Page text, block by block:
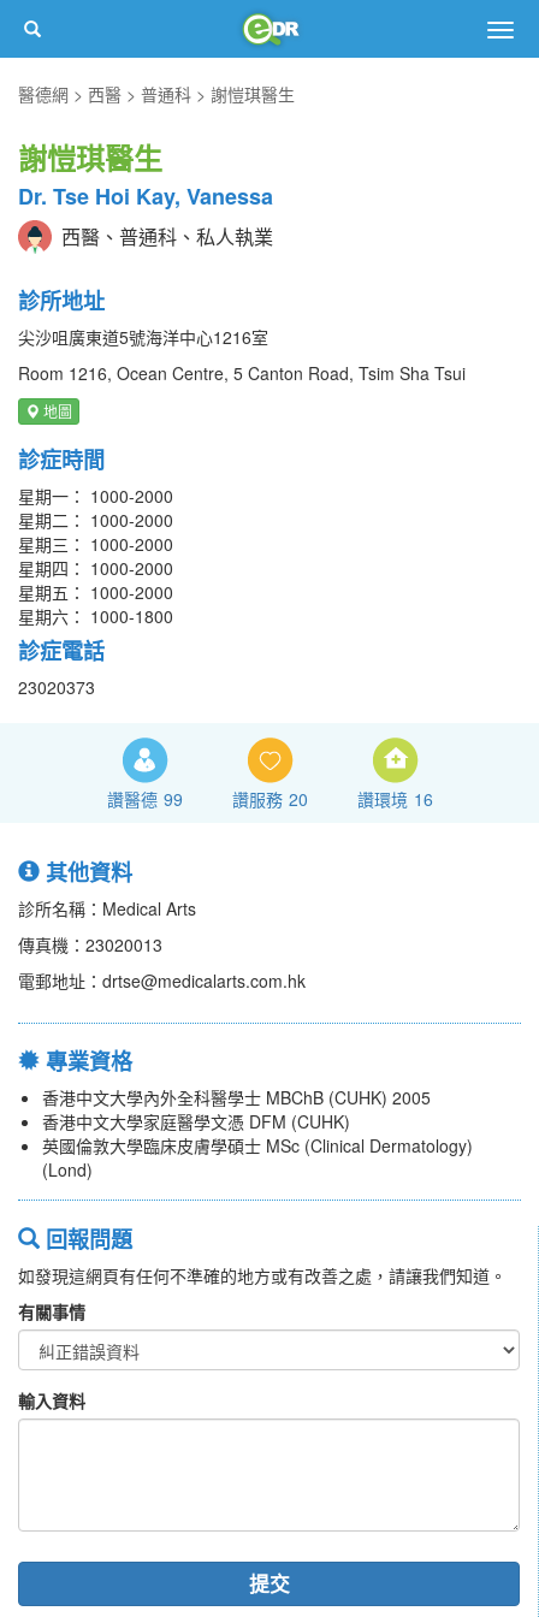
醫德網
西醫 普通科 謝愷琪醫生
謝愷琪醫生
Dr. Tse Hoi Kay, Vanessa
西醫、普通科、私人執業
診所地址
尖沙咀廣東道5號海洋中心1216室
Room 1216, Ocean Centre, 5 Canton Road, Tsim Sha Tsui
地圖
診症時間
星期一： 1000-2000
星期二： 1000-2000
星期三： 1000-2000
星期四： 1000-2000
星期五： 1000-2000
星期六： 1000-1800
診症電話
23020373
讚醫德 99 讚服務 20 讚環境 16
其他資料
診所名稱：Medical Arts
傳真機：23020013
電郵地址：drtse@medicalarts.com.hk
專業資格
香港中文大學內外全科醫學士 MBChB (CUHK) 2005
香港中文大學家庭醫學文憑 DFM (CUHK)
英國倫敦大學臨床皮膚學碩士 MSc (Clinical Dermatology)
(Lond)
回報問題
如發現這網頁有任何不準確的地方或有改善之處，請讓我們知道。
有關事情
輸入資料
提交